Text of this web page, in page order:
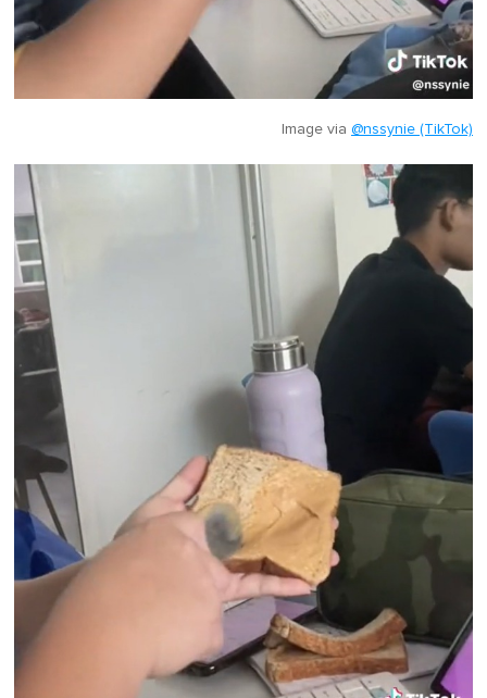
Image via @nssynie (TikTok)